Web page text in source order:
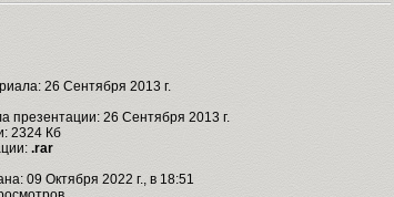
26 Сентября 2013 г.
презентации: 26 Сентября 2013 г.
2324 Кб
.rar
09 Октября 2022 г., в 18:51